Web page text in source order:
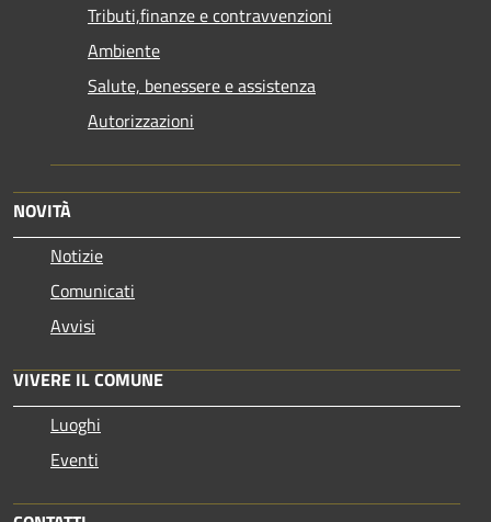
Tributi,finanze e contravvenzioni
Ambiente
Salute, benessere e assistenza
Autorizzazioni
NOVITÀ
Notizie
Comunicati
Avvisi
VIVERE IL COMUNE
Luoghi
Eventi